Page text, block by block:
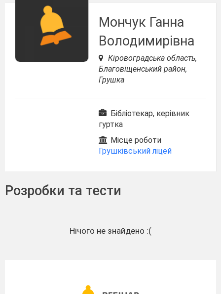
Мончук Ганна
Володимирівна
Кіровоградська область,
Благовіщенський район,
Грушка
Бібліотекар, керівник
гуртка
Місце роботи
Грушківський ліцей
Розробки та тести
Нічого не знайдено :(